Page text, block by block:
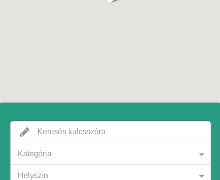
Kategória
Helyszín